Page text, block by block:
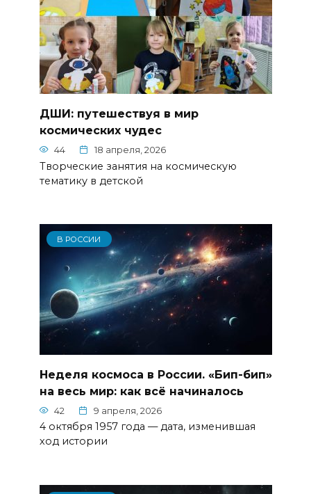
ДШИ: путешествуя в мир
космических чудес
44 18 апреля, 2026
Творческие занятия на космическую
тематику в детской
В РОССИИ
Неделя космоса в России. «Бип-бип»
на весь мир: как всё начиналось
42 9 апреля, 2026
4 октября 1957 года — дата, изменившая
ход истории